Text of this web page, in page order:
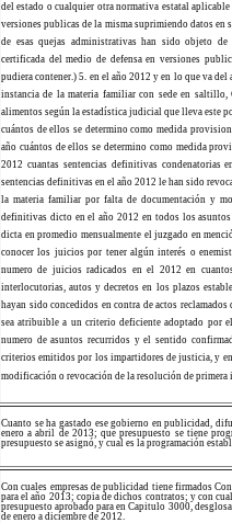
del estado o cualquier otra normativa estatal
versiones publicas de la misma suprimiendo datos en
de esas quejas administrativas han sido objeto
certificada del medio de defensa en versiones
pudiera contener.)5. en el año 2012 y en lo que va del
instancia de la materia familiar con sede en saltillo,
alimentos según la estadística judicial que lleva este
cuántos de ellos se determino como medida
año cuántos de ellos se determino como medida
2012 cuantas sentencias definitivas
sentencias definitivas en el año 2012 le han sido
la materia familiar por falta de documentación y
definitivas dicto en el año 2012 en todos los
dicta en promedio mensualmente el juzgado en
conocer los juicios por tener algún interés o
numero de juicios radicados en el 2012 en
interlocutorias, autos y decretos en los plazos
hayan sido concedidos en contra de actos
sea atribuible a un criterio deficiente adoptado por
numero de asuntos recurridos y el sentido
criterios emitidos por los impartidores de justicia, y
modificación o revocación de la resolución de primera
Cuanto se ha gastado ese gobierno en publicidad,
enero a abril de 2013; que presupuesto se tiene
presupuesto se asignó, y cual es la programación
Con cuales empresas de publicidad tiene firmados
para el año 2013; copia de dichos contratos; y con
presupuesto aprobado para en Capitulo 3000,
de enero a diciembre de 2012.